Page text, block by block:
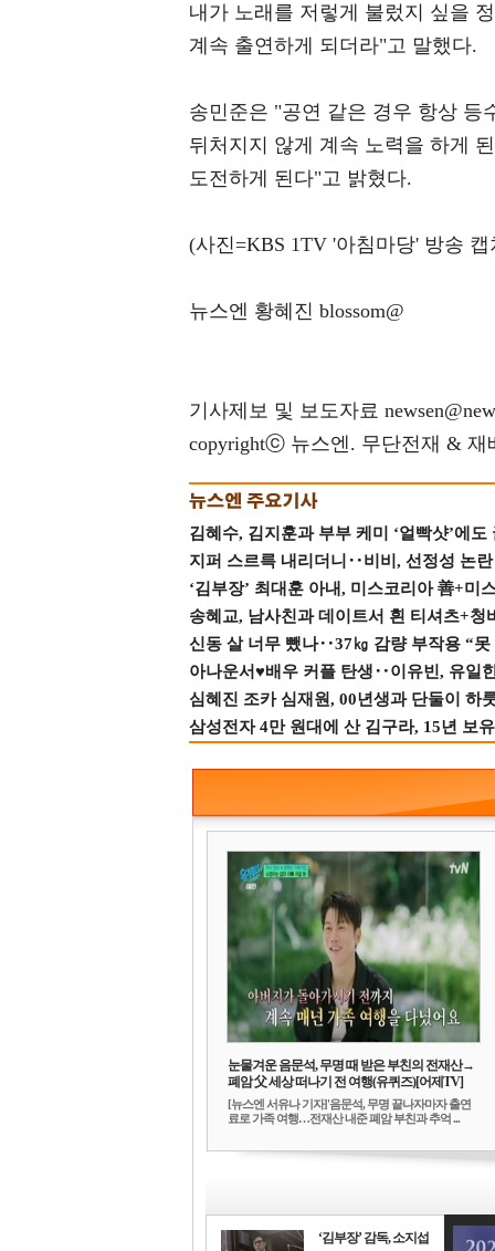
내가 노래를 저렇게 불렀지 싶을
계속 출연하게 되더라"고 말했다.
송민준은 "공연 같은 경우 항상 등
뒤처지지 않게 계속 노력을 하게
도전하게 된다"고 밝혔다.
(사진=KBS 1TV '아침마당' 방송 캡
뉴스엔 황혜진 blossom@
기사제보 및 보도자료
copyrightⓒ 뉴스엔. 무단전재 & 재
김혜수, 김지훈과 부부 케미 ‘얼빡샷’에도
지퍼 스르륵 내리더니‥비비, 선정성 논
‘김부장’ 최대훈 아내, 미스코리아 善+미
송혜교, 남사친과 데이트서 흰 티셔츠+
신동 살 너무 뺐나‥37㎏ 감량 부작용 “
아나운서♥배우 커플 탄생‥이유빈, 유일
심혜진 조카 심재원, 00년생과 단둘이 하
삼성전자 4만 원대에 산 김구라, 15년 보
눈물겨운 음문석, 무명 때 받은 부친의 전재산→
폐암 父 세상 떠나기 전 여행(유퀴즈)[어제TV]
[뉴스엔 서유나 기자]'음문석, 무명 끝나자마자 출연
료로 가족 여행…전재산 내준 폐암 부친과 추억 ...
‘김부장’ 감독, 소지섭